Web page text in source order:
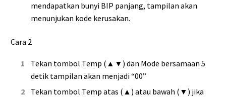
mendapatkan bunyi BIP panjang, tampilan akan
menunjukan kode kerusakan.
Cara 2
Tekan tombol Temp (▲▼) dan Mode bersamaan 5
detik tampilan akan menjadi “00”
Tekan tombol Temp atas (▲) atau bawah (▼) jika